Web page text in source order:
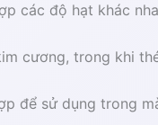
các độ hạt khác
cương, trong khi
để sử dụng trong